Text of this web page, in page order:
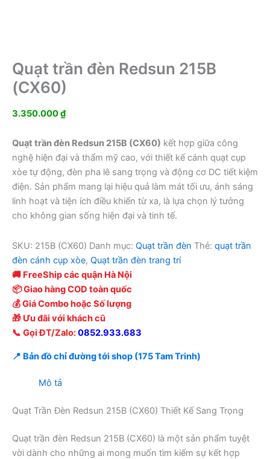
Quạt trần đèn Redsun 215B
(CX60)
3.350.000₫
Quạt trần đèn Redsun 215B (CX60) kết hợp giữa công
nghệ hiện đại và thẩm mỹ cao, với thiết kế cánh quạt cụp
xòe tự động, đèn pha lê sang trọng và động cơ DC tiết kiệm
điện. Sản phẩm mang lại hiệu quả làm mát tối ưu, ánh sáng
linh hoạt và tiện ích điều khiển từ xa, là lựa chọn lý tưởng
cho không gian sống hiện đại và tinh tế.
SKU: 215B (CX60) Danh mục: Quạt trần đèn Thẻ: quạt trần
đèn cánh cụp xòe, Quạt trần đèn trang trí
🚚 FreeShip các quận Hà Nội
📦 Giao hàng COD toàn quốc
💰 Giá Combo hoặc Số lượng
🎁 Ưu đãi với khách cũ
📞 Gọi ĐT/Zalo:0852.933.683
📍 Bản đồ chỉ đường tới shop (175 Tam Trinh)
Mô tả
Quạt Trần Đèn Redsun 215B (CX60) Thiết Kế Sang Trọng
Quạt trần đèn Redsun 215B (CX60) là một sản phẩm tuyệt
vời dành cho những ai mong muốn tìm kiếm sự kết hợp